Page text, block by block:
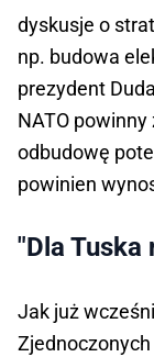
dyskusje o
np. budowa
prezydent
NATO
odbudowę
powinien
"Dla Tuska
Jak już